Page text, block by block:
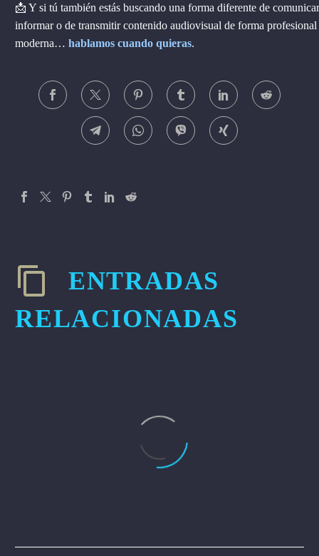
📩 Y si tú también estás buscando una forma diferente de
informar o de transmitir contenido audiovisual de forma
moderna… hablamos cuando quieras.
ENTRADAS
RELACIONADAS